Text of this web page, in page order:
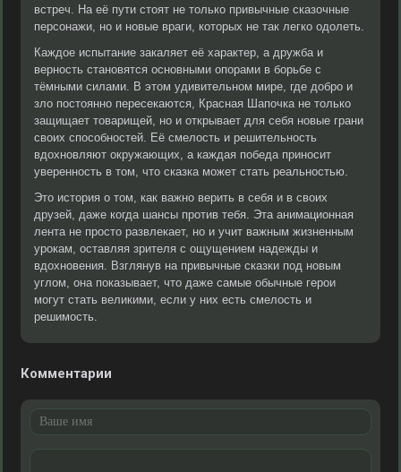
встреч. На её пути стоят не только привычные сказочные
персонажи, но и новые враги, которых не так легко одолеть.
Каждое испытание закаляет её характер, а дружба и
верность становятся основными опорами в борьбе с
тёмными силами. В этом удивительном мире, где добро и
зло постоянно пересекаются, Красная Шапочка не только
защищает товарищей, но и открывает для себя новые грани
своих способностей. Её смелость и решительность
вдохновляют окружающих, а каждая победа приносит
уверенность в том, что сказка может стать реальностью.
Это история о том, как важно верить в себя и в своих
друзей, даже когда шансы против тебя. Эта анимационная
лента не просто развлекает, но и учит важным жизненным
урокам, оставляя зрителя с ощущением надежды и
вдохновения. Взглянув на привычные сказки под новым
углом, она показывает, что даже самые обычные герои
могут стать великими, если у них есть смелость и
решимость.
Комментарии